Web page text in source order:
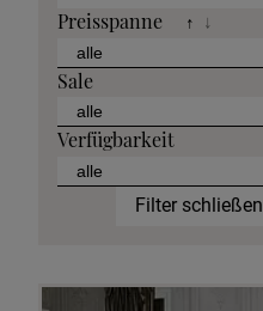
Preisspanne
↑ ↓
Sale
Verfügbarkeit
Filter schließen